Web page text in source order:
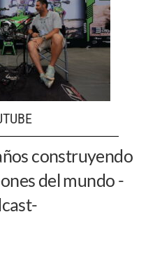
construyendo
del mundo -